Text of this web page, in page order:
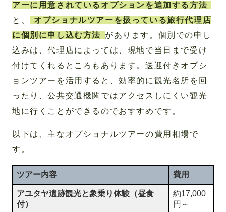
アーに用意されているオプションを追加する方法
と、
オプショナルツアーを扱っている旅行代理店
に個別に申し込む方法
があります。個別での申し
込みは、代理店によっては、現地で当日まで受け
付けてくれるところもあります。送迎付きオプシ
ョンツアーを活用すると、効率的に観光名所を回
ったり、公共交通機関ではアクセスしにくい観光
地に行くことができるのでおすすめです。
以下は、主なオプショナルツアーの費用相場で
す。
ツアー内容 費用
アユタヤ遺跡観光と象乗り体験（昼食
付）
約17,000
円～